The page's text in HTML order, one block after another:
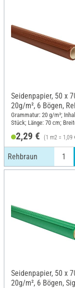
Seidenpapier, 50 x
20g/m², 6 Bögen,
Grammatur: 20 g/m²;
Stück; Länge: 70 cm;
2,29 € (1 m2 = 1,09
Rehbraun
Seidenpapier, 50 x
20g/m², 6 Bögen,